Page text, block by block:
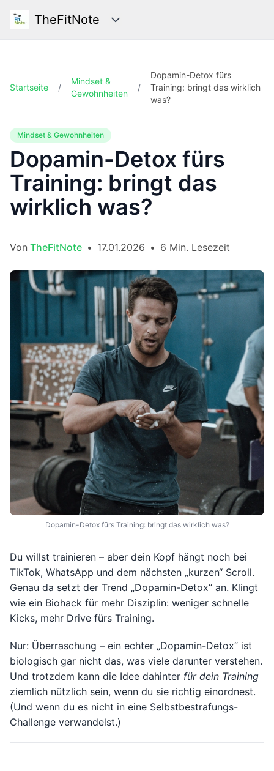
TheFitNote Kategorien
Startseite /
Mindset &
Gewohnheiten
/
Dopamin-Detox fürs
Training: bringt das wirklich
was?
Mindset & Gewohnheiten
Dopamin-Detox fürs
Training: bringt das
wirklich was?
Von TheFitNote • 17.01.2026 • 6 Min. Lesezeit
Dopamin-Detox fürs Training: bringt das wirklich was?
Du willst trainieren – aber dein Kopf hängt noch bei
TikTok, WhatsApp und dem nächsten „kurzen“ Scroll.
Genau da setzt der Trend „Dopamin-Detox“ an. Klingt
wie ein Biohack für mehr Disziplin: weniger schnelle
Kicks, mehr Drive fürs Training.
Nur: Überraschung – ein echter „Dopamin-Detox“ ist
biologisch gar nicht das, was viele darunter verstehen.
Und trotzdem kann die Idee dahinter für dein Training
ziemlich nützlich sein, wenn du sie richtig einordnest.
(Und wenn du es nicht in eine Selbstbestrafungs-
Challenge verwandelst.)